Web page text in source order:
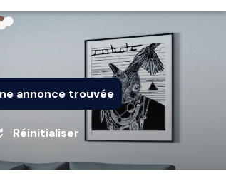
annonce trouvée
Réinitialiser